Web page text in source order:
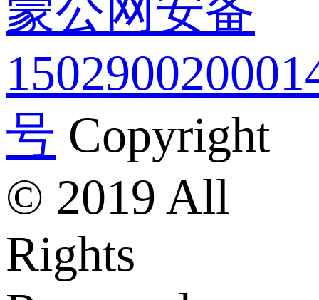
号 Copyright
© 2019 All
Rights